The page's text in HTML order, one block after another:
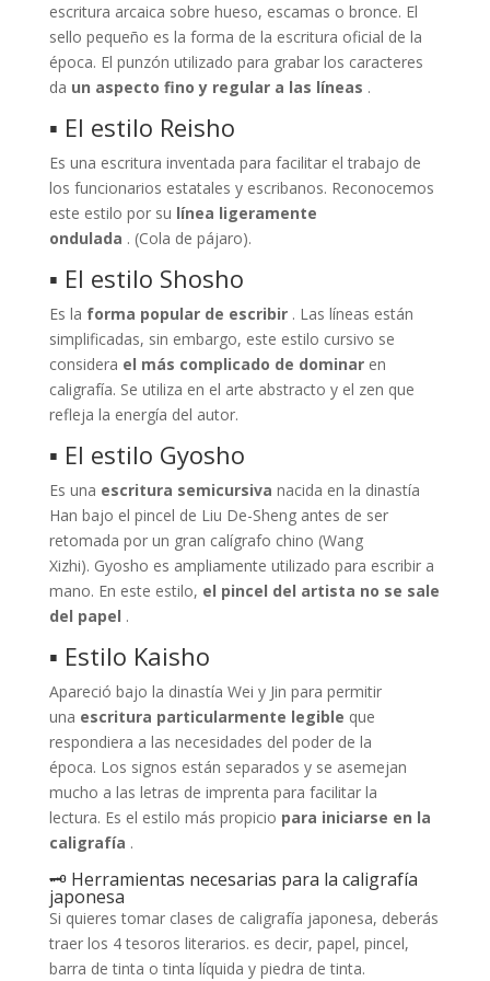
escritura arcaica sobre hueso, escamas o bronce. El
sello pequeño es la forma de la escritura oficial de la
época. El punzón utilizado para grabar los caracteres
da un aspecto fino y regular a las líneas .
▪ El estilo Reisho
Es una escritura inventada para facilitar el trabajo de
los funcionarios estatales y escribanos. Reconocemos
este estilo por su línea ligeramente
ondulada . (Cola de pájaro).
▪ El estilo Shosho
Es la forma popular de escribir. Las líneas están
simplificadas, sin embargo, este estilo cursivo se
considera el más complicado de dominaren
caligrafía. Se utiliza en el arte abstracto y el zen que
refleja la energía del autor.
▪ El estilo Gyosho
Es una escritura semicursiva nacida en la dinastía
Han bajo el pincel de Liu De-Sheng antes de ser
retomada por un gran calígrafo chino (Wang
Xizhi). Gyosho es ampliamente utilizado para escribir a
mano. En este estilo, el pincel del artista no se sale
del papel .
▪ Estilo Kaisho
Apareció bajo la dinastía Wei y Jin para permitir
una escritura particularmente legible que
respondiera a las necesidades del poder de la
época. Los signos están separados y se asemejan
mucho a las letras de imprenta para facilitar la
lectura. Es el estilo más propicio para iniciarse en la
caligrafía .
🗝 Herramientas necesarias para la caligrafía
japonesa
Si quieres tomar clases de caligrafía japonesa, deberás
traer los 4 tesoros literarios. es decir, papel, pincel,
barra de tinta o tinta líquida y piedra de tinta.